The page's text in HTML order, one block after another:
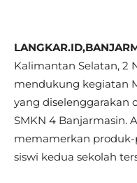
Kalimantan Selatan, 2
mendukung kegiatan
yang diselenggarakan
SMKN 4 Banjarmasin.
memamerkan produk-
siswi kedua sekolah